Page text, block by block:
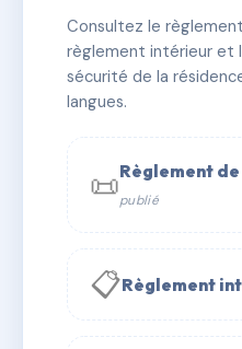
✓ Immatriculée 🏠 29
📞 Contacter Syndic
Consultez le
règlement intérieur et
sécurité de la
langues.
📜Règlement
publié
📋Règlement